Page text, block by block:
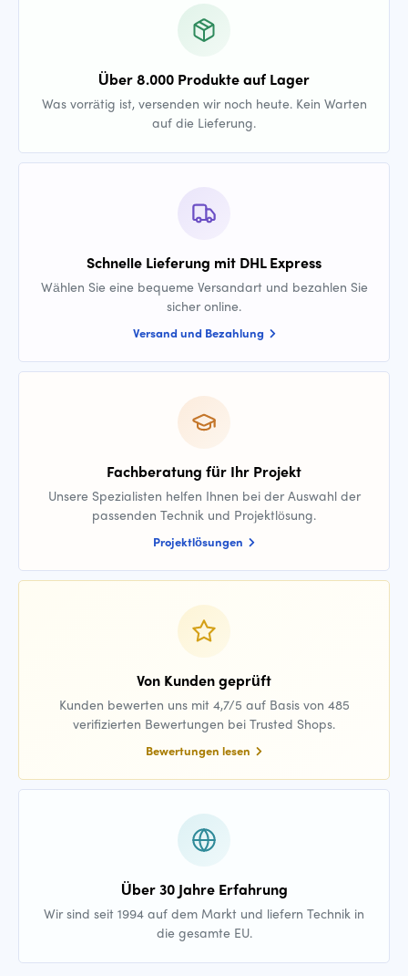
Über 8.000 Produkte auf Lager
Was vorrätig ist, versenden wir noch heute. Kein Warten
auf die Lieferung.
Schnelle Lieferung mit DHL Express
Wählen Sie eine bequeme Versandart und bezahlen Sie
sicher online.
Versand und Bezahlung
Fachberatung für Ihr Projekt
Unsere Spezialisten helfen Ihnen bei der Auswahl der
passenden Technik und Projektlösung.
Projektlösungen
Von Kunden geprüft
Kunden bewerten uns mit 4,7/5 auf Basis von 485
verifizierten Bewertungen bei Trusted Shops.
Bewertungen lesen
Über 30 Jahre Erfahrung
Wir sind seit 1994 auf dem Markt und liefern Technik in
die gesamte EU.